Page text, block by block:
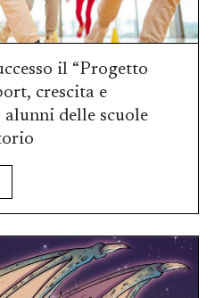
il “Progetto
crescita e
alunni delle scuole